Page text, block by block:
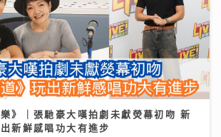
樂》｜張馳豪大嘆拍劇未獻熒幕初吻 新
新鮮感唱功大有進步